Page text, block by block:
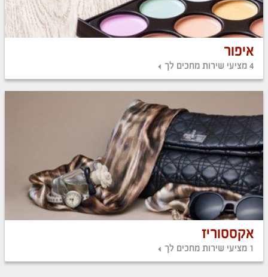
איפור
4 מציעי שירות מחכים לך
אקססוריז
1 מציעי שירות מחכים לך